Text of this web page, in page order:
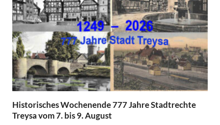
Historisches Wochenende 777 Jahre Stadtrechte
Treysa vom 7. bis 9. August